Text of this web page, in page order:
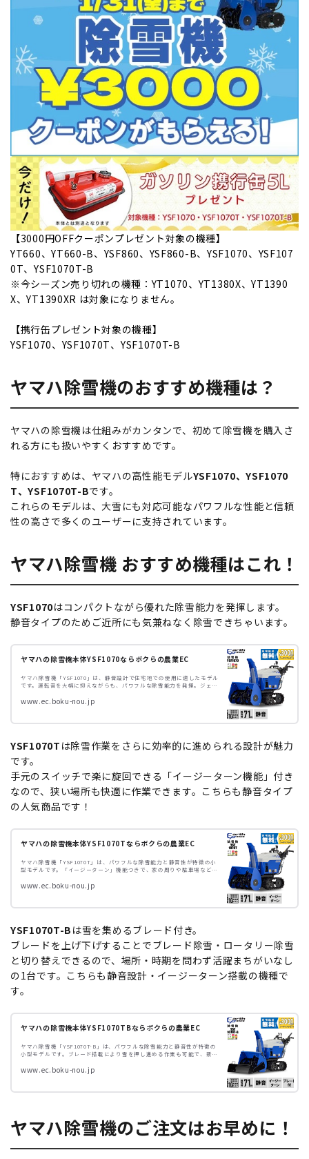
【3000円OFFクーポンプレゼント対象の機種】
YT660、YT660-B、YSF860、YSF860-B、YSF1070、YSF107
0T、YSF1070T-B
※今シーズン売り切れの機種：YT1070、YT1380X、YT1390
X、YT1390XR は対象になりません。
【携行缶プレゼント対象の機種】
YSF1070、YSF1070T、YSF1070T-B
ヤマハ除雪機のおすすめ機種は？
ヤマハの除雪機は仕組みがカンタンで、初めて除雪機を購入さ
れる方にも扱いやすくおすすめです。
特におすすめは、ヤマハの高性能モデルYSF1070、YSF1070
T、YSF1070T-Bです。
これらのモデルは、大雪にも対応可能なパワフルな性能と信頼
性の高さで多くのユーザーに支持されています。
ヤマハ除雪機 おすすめ機種はこれ！
YSF1070はコンパクトながら優れた除雪能力を発揮します。
静音タイプのためご近所にも気兼ねなく除雪できちゃいます。
ヤマハの除雪機本体YSF1070ならボクらの農業EC
ヤマハ除雪機「YSF1070」は、静音設計で住宅地での使用に適したモデル
です。運転音を大幅に抑えながらも、パワフルな除雪能力を発揮。ジェッ
操作を実現します。また、省エネ性能やLEDライトも備え、環境に配慮し
ながら効率的な作業が可能です。
www.ec.boku-nou.jp
YSF1070T は除雪作業をさらに効率的に進められる設計が魅力
です。
手元のスイッチで楽に旋回できる「イージーターン機能」付き
なので、狭い場所も快適に作業できます。こちらも静音タイプ
の人気商品です！
ヤマハの除雪機本体YSF1070Tならボクらの農業EC
ヤマハ除雪機「YSF1070T」は、パワフルな除雪能力と静音性が特徴の小
型モデルです。「イージーターン」機能つきで、家の周りや駐車場など
www.ec.boku-nou.jp
YSF1070T-B は雪を集めるブレード付き。
ブレードを上げ下げすることでブレード除雪・ロータリー除雪
と切り替えできるので、場所・時期を問わず活躍まちがいなし
の1台です。こちらも静音設計・イージーターン搭載の機種で
す。
ヤマハの除雪機本体YSF1070TBならボクらの農業EC
ヤマハ除雪機「YSF1070T-B」は、パワフルな除雪能力と静音性が特徴の
小型モデルです。ブレード搭載により雪を押し進める作業も可能で、新雪
能で操作性が向上し、狭い場所でも簡単に方向転換が可能です。
www.ec.boku-nou.jp
ヤマハ除雪機のご注文はお早めに！